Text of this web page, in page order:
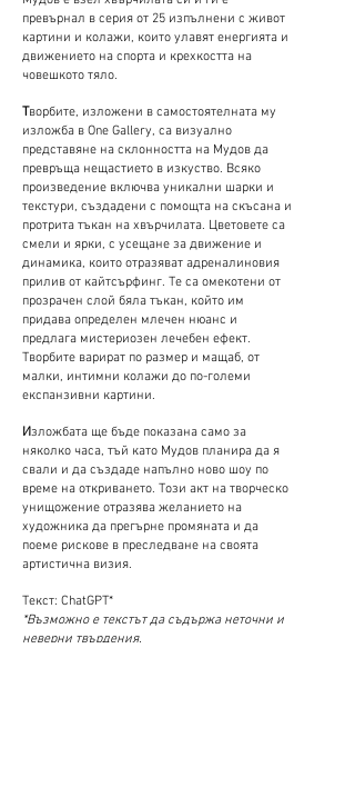
превърнал в серия от 25 изпълнени с живот
картини и колажи, които улавят енергията и
движението на спорта и крехкостта на
човешкото тяло.
Творбите, изложени в самостоятелната му
изложба в One Gallery, са визуално
представяне на склонността на Мудов да
превръща нещастието в изкуство. Всяко
произведение включва уникални шарки и
текстури, създадени с помощта на скъсана и
протрита тъкан на хвърчилата. Цветовете са
смели и ярки, с усещане за движение и
динамика, които отразяват адреналиновия
прилив от кайтсърфинг. Те са омекотени от
прозрачен слой бяла тъкан, който им
придава определен млечен нюанс и
предлага мистериозен лечебен ефект.
Творбите варират по размер и мащаб, от
малки, интимни колажи до по-големи
експанзивни картини.
Изложбата ще бъде показана само за
няколко часа, тъй като Мудов планира да я
свали и да създаде напълно ново шоу по
време на откриването. Този акт на творческо
унищожение отразява желанието на
художника да прегърне промяната и да
поеме рискове в преследване на своята
артистична визия.
Текст: ChatGPT*
*Възможно е текстът да съдържа неточни и
неверни твърдения.